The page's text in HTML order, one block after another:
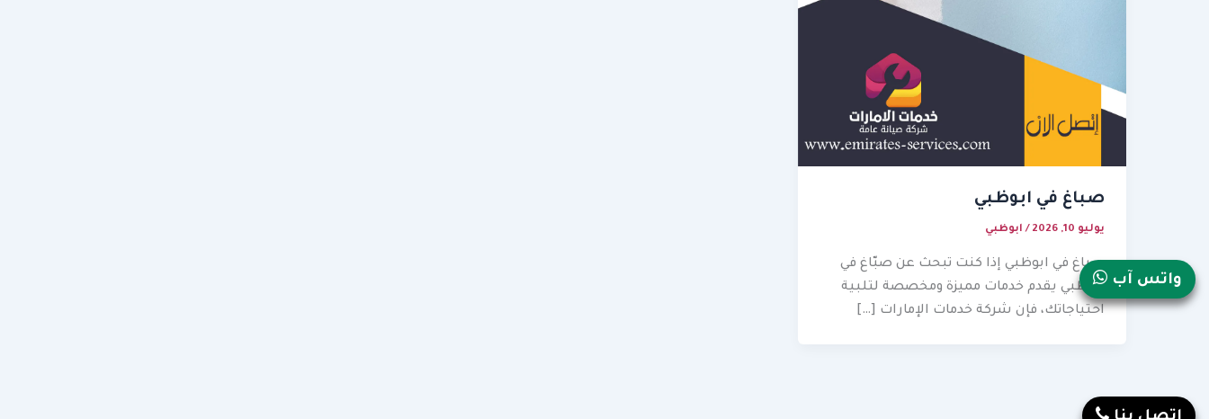
صباغ في ابوظبي
يوليو 10, 2026 / ابوظبي
صباغ في ابوظبي إذا كنت تبحث عن صبّاغ في
ابوظبي يقدم خدمات مميزة ومخصصة لتلبية
احتياجاتك، فإن شركة خدمات الإمارات […]
واتس آب